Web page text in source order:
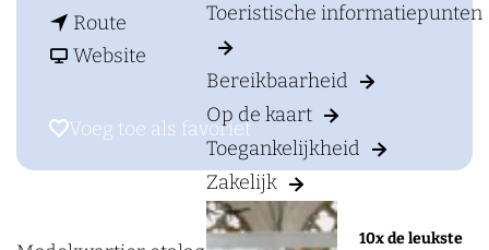
Toeristische informatiepunten
Bereikbaarheid
Op de kaart
Toegankelijkheid
Zakelijk
10x de leukste
M
o
d
k
Route
a
r
Website
n
Voeg toe als favoriet
Voeg toe als favoriet